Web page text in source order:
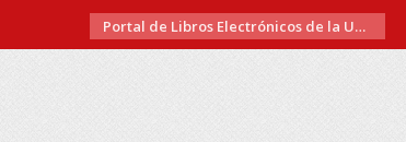
Portal de Libros Electrónicos de la Universidad de Chile